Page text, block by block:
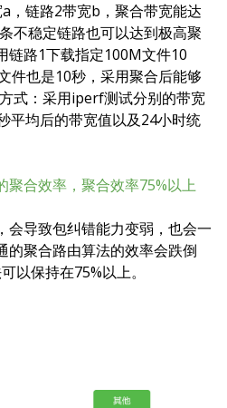
，链路2带宽b，聚合带宽能达
不稳定链路也可以达到极高聚
链路1下载指定100M文件10
件也是10秒，采用聚合后能够
式：采用iperf测试分别的带宽
平均后的带宽值以及24小时统
聚合效率，聚合效率75%以上
会导致包纠错能力变弱，也会一
的聚合路由算法的效率会跌倒
以保持在75%以上。